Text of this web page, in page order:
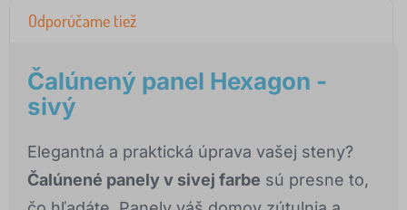
Odporúčame tiež
Čalúnený panel Hexagon -
sivý
Elegantná a praktická úprava vašej steny?
Čalúnené panely v sivej farbe sú presne to,